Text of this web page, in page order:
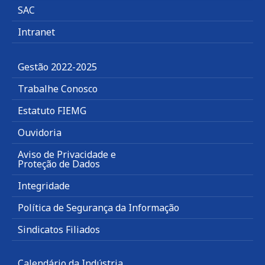
SAC
Intranet
Gestão 2022-2025
Trabalhe Conosco
Estatuto FIEMG
Ouvidoria
Aviso de Privacidade e
Proteção de Dados
Integridade
Política de Segurança da Informação
Sindicatos Filiados